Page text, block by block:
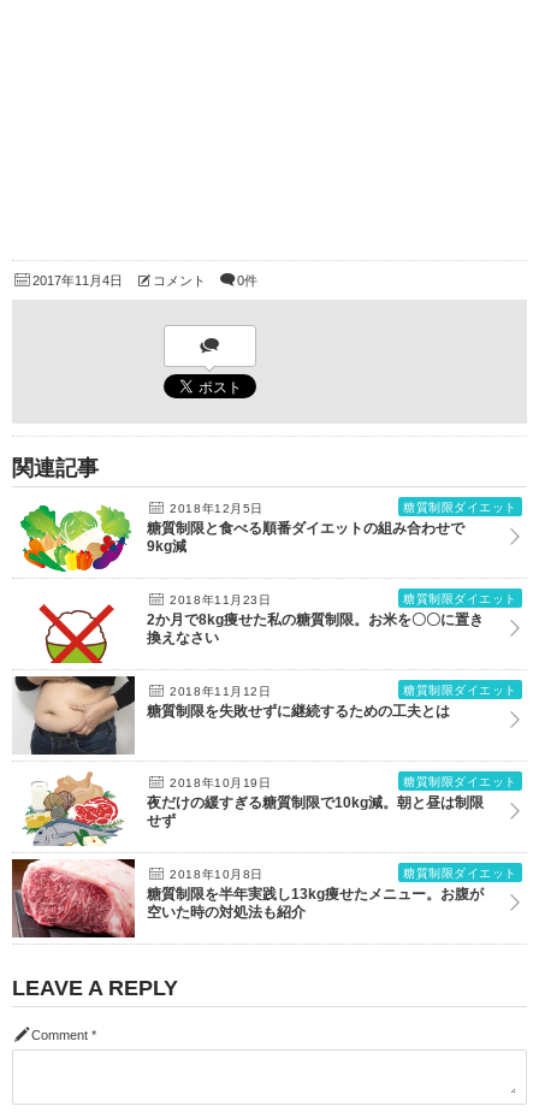
2017年11月4日 コメント 0件
関連記事
2018年12月5日 糖質制限ダイエット
糖質制限と食べる順番ダイエットの組み合わせで
9kg減
2018年11月23日 糖質制限ダイエット
2か月で8kg痩せた私の糖質制限。お米を〇〇に置き
換えなさい
2018年11月12日 糖質制限ダイエット
糖質制限を失敗せずに継続するための工夫とは
2018年10月19日 糖質制限ダイエット
夜だけの緩すぎる糖質制限で10kg減。朝と昼は制限
せず
2018年10月8日 糖質制限ダイエット
糖質制限を半年実践し13kg痩せたメニュー。お腹が
空いた時の対処法も紹介
LEAVE A REPLY
Comment *